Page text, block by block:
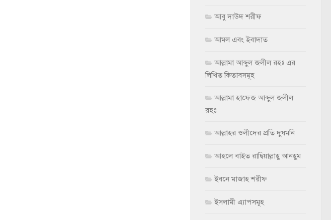
আবু দাউদ শরীফ
আমল এবং ইবাদাত
আল্লামা আব্দুল জলীল রহঃ এর
লিখিত কিতাবসমূহ
আল্লামা হাফেজ আব্দুল জলীল
রহঃ
আল্লাহর ওলীদের প্রতি দুষমনি
আহলে বাইত রাদ্বিয়াল্লাহু আনহুম
ইবনে মাজাহ শরীফ
ইসলামী এ্যাপসমূহ